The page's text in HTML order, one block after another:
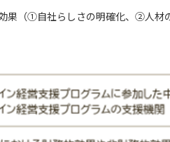
果（①自社らしさの明確化、②人材